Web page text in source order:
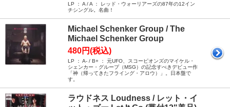
LP ： A / A ： レッド・ウォーリアーズの87年の12イン
チシングル。名曲！
Michael Schenker Group / The
Michael Schenker Group
480円(税込)
LP ： A- / B+ ： 元UFO、スコーピオンズのマイケル・
シェンカー・グループ（MSG）の記念すべきデビュー作
「神（帰ってきたフライング・アロウ）」。日本盤で
す。
ラウドネス Loudness / レット・イ